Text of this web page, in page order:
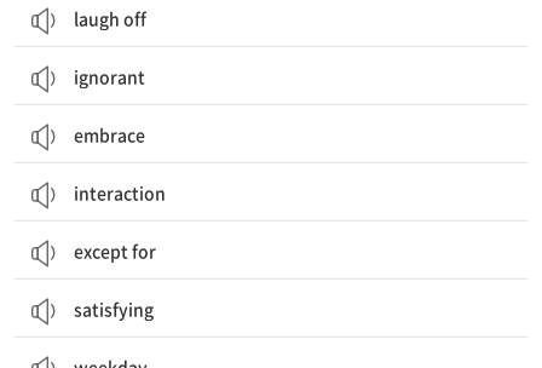
laugh off
ignorant
embrace
interaction
except for
satisfying